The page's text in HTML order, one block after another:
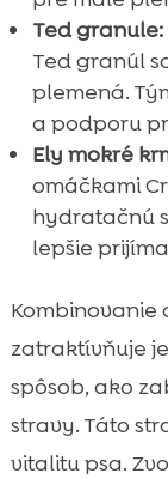
Ted granule:
Ted granúl
plemená.
a podporu
Ely mokré
omáčkami
hydratačnú
lepšie
Kombinovanie
zatraktívňuje
spôsob, ako
stravy. Táto
vitalitu psa.